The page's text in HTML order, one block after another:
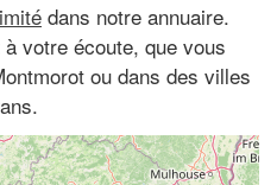
dans notre annuaire.
votre écoute, que vous
ou dans des villes